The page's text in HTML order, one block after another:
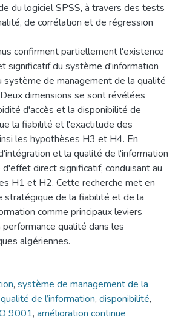
du logiciel SPSS, à travers des tests
de corrélation et de régression
confirment partiellement l'existence
significatif du système d'information
système de management de la qualité
dimensions se sont révélées
d'accès et la disponibilité de
la fiabilité et l'exactitude des
les hypothèses H3 et H4. En
et la qualité de l'information
direct significatif, conduisant au
H1 et H2. Cette recherche met en
stratégique de la fiabilité et de la
comme principaux leviers
qualité dans les
algériennes.
, système de management de la
qualité de l’information, disponibilité,
9001, amélioration continue